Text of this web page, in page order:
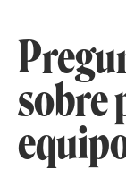
sobre